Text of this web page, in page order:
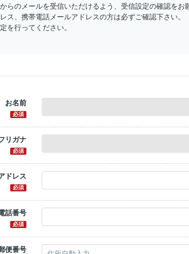
らのメールを受信いただけるよう、受信設定の確認をお
ス、携帯電話メールアドレスの方は必ずご確認下さい。
を行ってください。
お名前
必須
リガナ
必須
ドレス
必須
話番号
必須
便番号